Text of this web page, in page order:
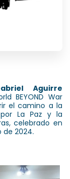
Aguirre
BEYOND War
el camino a la
La Paz y la
celebrado en
2024.